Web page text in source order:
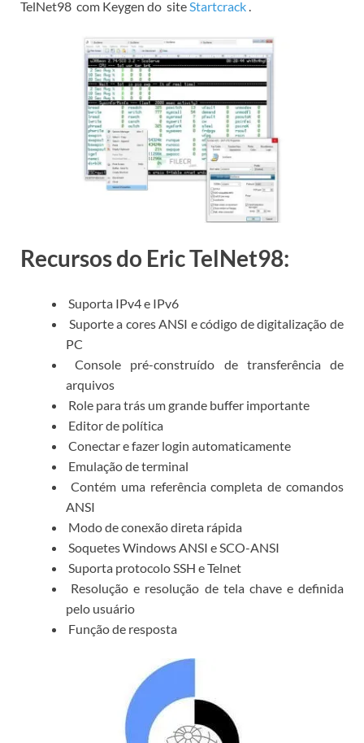
TelNet98 com Keygen do site Startcrack
Recursos do Eric TelNet98:
Suporta IPv4 e IPv6
Suporte a cores ANSI e código de digitalização de
PC
Console pré-construído de transferência de
arquivos
Role para trás um grande buffer importante
Editor de política
Conectar e fazer login automaticamente
Emulação de terminal
Contém uma referência completa de comandos
ANSI
Modo de conexão direta rápida
Soquetes Windows ANSI e SCO-ANSI
Suporta protocolo SSH e Telnet
Resolução e resolução de tela chave e definida
pelo usuário
Função de resposta